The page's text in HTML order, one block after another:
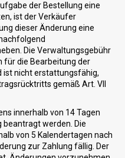
der Bestellung eine
ist der Verkäufer
dieser Änderung eine
Die Verwaltungsgebühr
für die Bearbeitung der
ist nicht erstattungsfähig,
gemäß Art. VII
innerhalb von 14 Tagen
werden. Die
von 5 Kalendertagen nach
zur Zahlung fällig. Der